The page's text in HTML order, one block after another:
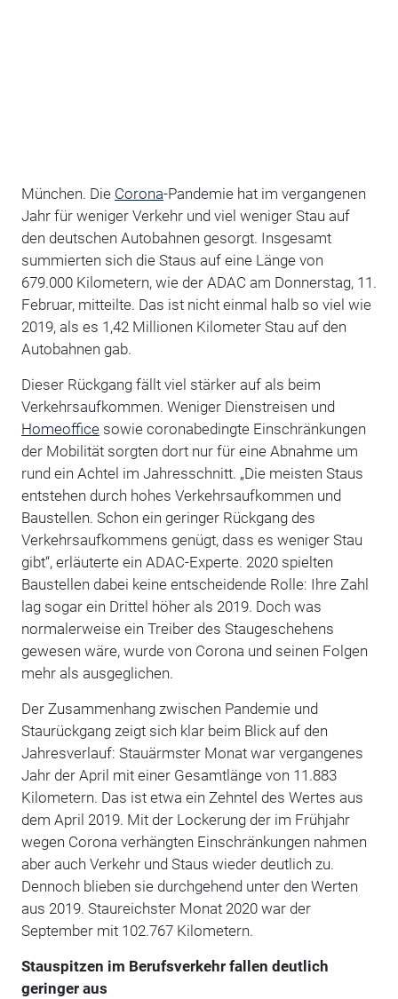
München. Die Corona-Pandemie hat im vergangenen
Jahr für weniger Verkehr und viel weniger Stau auf
den deutschen Autobahnen gesorgt. Insgesamt
summierten sich die Staus auf eine Länge von
679.000 Kilometern, wie der ADAC am Donnerstag, 11.
Februar, mitteilte. Das ist nicht einmal halb so viel wie
2019, als es 1,42 Millionen Kilometer Stau auf den
Autobahnen gab.
Dieser Rückgang fällt viel stärker auf als beim
Verkehrsaufkommen. Weniger Dienstreisen und
Homeofficesowie coronabedingte Einschränkungen
der Mobilität sorgten dort nur für eine Abnahme um
rund ein Achtel im Jahresschnitt. „Die meisten Staus
entstehen durch hohes Verkehrsaufkommen und
Baustellen. Schon ein geringer Rückgang des
Verkehrsaufkommens genügt, dass es weniger Stau
gibt“, erläuterte ein ADAC-Experte. 2020 spielten
Baustellen dabei keine entscheidende Rolle: Ihre Zahl
lag sogar ein Drittel höher als 2019. Doch was
normalerweise ein Treiber des Staugeschehens
gewesen wäre, wurde von Corona und seinen Folgen
mehr als ausgeglichen.
Der Zusammenhang zwischen Pandemie und
Staurückgang zeigt sich klar beim Blick auf den
Jahresverlauf: Stauärmster Monat war vergangenes
Jahr der April mit einer Gesamtlänge von 11.883
Kilometern. Das ist etwa ein Zehntel des Wertes aus
dem April 2019. Mit der Lockerung der im Frühjahr
wegen Corona verhängten Einschränkungen nahmen
aber auch Verkehr und Staus wieder deutlich zu.
Dennoch blieben sie durchgehend unter den Werten
aus 2019. Staureichster Monat 2020 war der
September mit 102.767 Kilometern.
Stauspitzen im Berufsverkehr fallen deutlich
geringer aus